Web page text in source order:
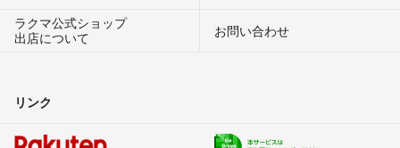
ラクマ公式ショップ
出店について
お問い合わせ
リンク